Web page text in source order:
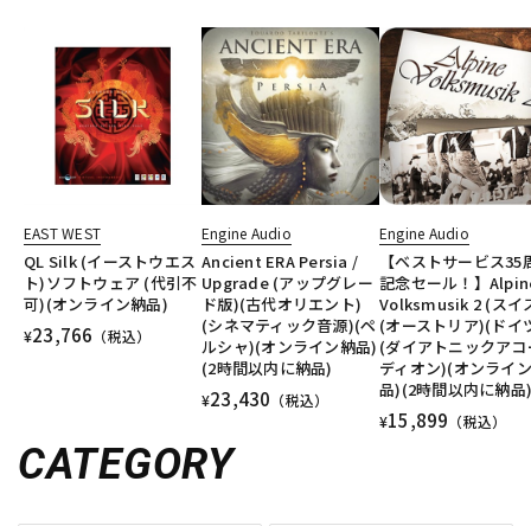
EAST WEST
QL Silk (イーストウエス
ト)ソフトウェア (代引不
可)(オンライン納品)
¥23,766 （税込）
Engine Audio
Ancient ERA Persia /
Upgrade (アップグレー
ド版)(古代オリエント)
(シネマティック音源)(ペ
ルシャ)(オンライン納品)
(2時間以内に納品)
¥23,430 （税込）
Engine Audio
【ベストサービス35
記念セール！】
Volksmusik 2 (スイ
(オーストリア)(ドイ
(ダイアトニックアコ
ディオン)(オンライ
品)(2時間以内に納品
¥15,899 （税込）
CATEGORY